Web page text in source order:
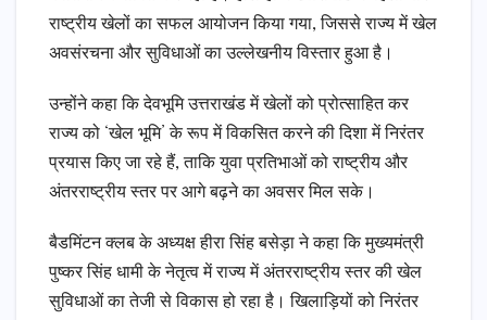
राष्ट्रीय खेलों का सफल आयोजन किया गया, जिससे राज्य में खेल
अवसंरचना और सुविधाओं का उल्लेखनीय विस्तार हुआ है।
उन्होंने कहा कि देवभूमि उत्तराखंड में खेलों को प्रोत्साहित कर
राज्य को ‘खेल भूमि’ के रूप में विकसित करने की दिशा में निरंतर
प्रयास किए जा रहे हैं, ताकि युवा प्रतिभाओं को राष्ट्रीय और
अंतरराष्ट्रीय स्तर पर आगे बढ़ने का अवसर मिल सके।
बैडमिंटन क्लब के अध्यक्ष हीरा सिंह बसेड़ा ने कहा कि मुख्यमंत्री
पुष्कर सिंह धामी के नेतृत्व में राज्य में अंतरराष्ट्रीय स्तर की खेल
सुविधाओं का तेजी से विकास हो रहा है। खिलाड़ियों को निरंतर